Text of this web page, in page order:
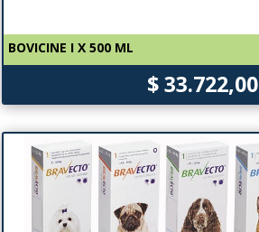
BOVICINE I X 500 ML
$ 33.722,00